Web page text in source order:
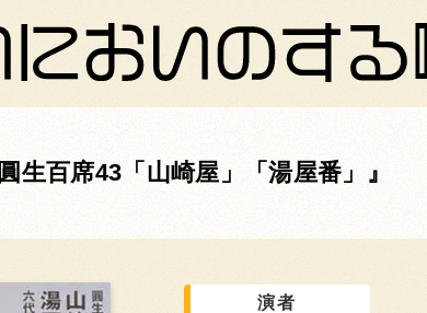
圓生百席43「山崎屋」「湯屋番」
演者